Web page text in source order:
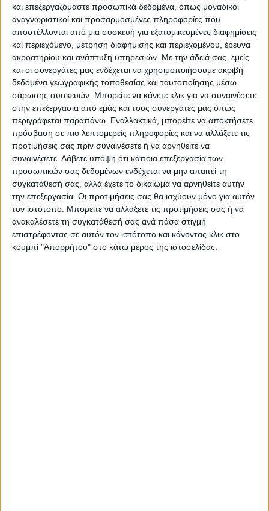
και επεξεργαζόμαστε προσωπικά δεδομένα, όπως μοναδικοί
αναγνωριστικοί και προσαρμοσμένες πληροφορίες που
αποστέλλονται από μια συσκευή για εξατομικευμένες διαφημίσεις
και περιεχόμενο, μέτρηση διαφήμισης και περιεχομένου, έρευνα
ακροατηρίου και ανάπτυξη υπηρεσιών. Με την άδειά σας, εμείς
και οι συνεργάτες μας ενδέχεται να χρησιμοποιήσουμε ακριβή
δεδομένα γεωγραφικής τοποθεσίας και ταυτοποίησης μέσω
σάρωσης συσκευών. Μπορείτε να κάνετε κλικ για να συναινέσετε
στην επεξεργασία από εμάς και τους συνεργάτες μας όπως
περιγράφεται παραπάνω. Εναλλακτικά, μπορείτε να αποκτήσετε
πρόσβαση σε πιο λεπτομερείς πληροφορίες και να αλλάξετε τις
προτιμήσεις σας πριν συναινέσετε ή να αρνηθείτε να
συναινέσετε. Λάβετε υπόψη ότι κάποια επεξεργασία των
προσωπικών σας δεδομένων ενδέχεται να μην απαιτεί τη
συγκατάθεσή σας, αλλά έχετε το δικαίωμα να αρνηθείτε αυτήν
την επεξεργασία. Οι προτιμήσεις σας θα ισχύουν μόνο για αυτόν
τον ιστότοπο. Μπορείτε να αλλάξετε τις προτιμήσεις σας ή να
ανακαλέσετε τη συγκατάθεσή σας ανά πάσα στιγμή
επιστρέφοντας σε αυτόν τον ιστότοπο και κάνοντας κλικ στο
κουμπί "Απορρήτου" στο κάτω μέρος της ιστοσελίδας.